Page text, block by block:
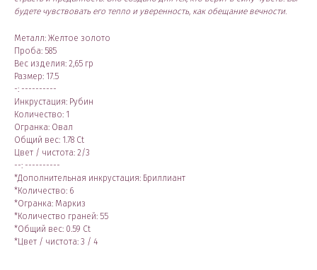
будете чувствовать его тепло и уверенность, как обещание вечности.
Металл: Желтое золото
Проба: 585
Вес изделия: 2,65 гр
Размер: 17.5
-: ----------
Инкрустация: Рубин
Количество: 1
Огранка: Овал
Общий вес: 1.78 Ct
Цвет / чистота: 2/3
--: ----------
*Дополнительная инкрустация: Бриллиант
*Количество: 6
*Огранка: Маркиз
*Количество граней: 55
*Общий вес: 0.59 Ct
*Цвет / чистота: 3 / 4